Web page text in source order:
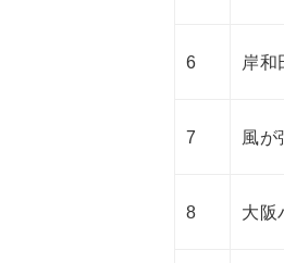
6 岸和
7 風が
8 大阪